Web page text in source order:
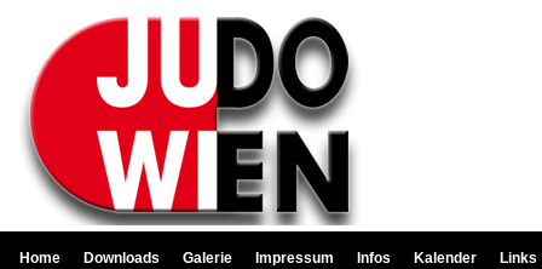
Home Downloads Galerie Impressum Infos Kalender Links